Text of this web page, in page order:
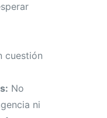
cuestión
No
ni